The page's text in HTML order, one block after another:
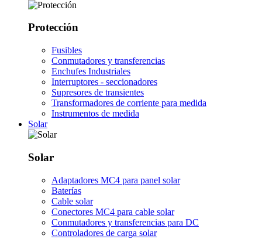
Protección
Fusibles
Conmutadores y transferencias
Enchufes Industriales
Interruptores - seccionadores
Supresores de transientes
Transformadores de corriente para medida
Instrumentos de medida
Solar
Solar
Adaptadores MC4 para panel solar
Baterías
Cable solar
Conectores MC4 para cable solar
Conmutadores y transferencias para DC
Controladores de carga solar